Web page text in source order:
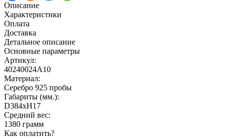
Описание
Характеристики
Оплата
Доставка
Детальное описание
Основные параметры
Артикул:
40240024А10
Материал:
Серебро 925 пробы
Габариты (мм.):
D384хH17
Средний вес:
1380 грамм
Как оплатить?